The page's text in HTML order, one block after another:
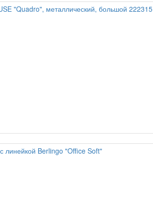
"Quadro", металлический, большой 222315
линейкой Berlingo "Office Soft"